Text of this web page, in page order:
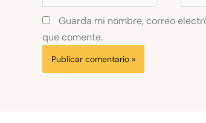
Guarda mi nombre, correo
que comente.